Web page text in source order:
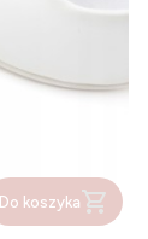
Do koszyka